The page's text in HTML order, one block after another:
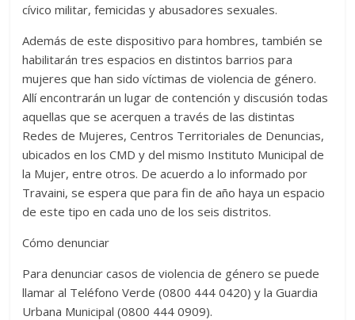
cívico militar, femicidas y abusadores sexuales.
Además de este dispositivo para hombres, también se
habilitarán tres espacios en distintos barrios para
mujeres que han sido víctimas de violencia de género.
Allí encontrarán un lugar de contención y discusión todas
aquellas que se acerquen a través de las distintas
Redes de Mujeres, Centros Territoriales de Denuncias,
ubicados en los CMD y del mismo Instituto Municipal de
la Mujer, entre otros. De acuerdo a lo informado por
Travaini, se espera que para fin de año haya un espacio
de este tipo en cada uno de los seis distritos.
Cómo denunciar
Para denunciar casos de violencia de género se puede
llamar al Teléfono Verde (0800 444 0420) y la Guardia
Urbana Municipal (0800 444 0909).